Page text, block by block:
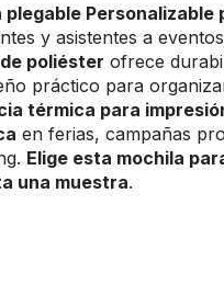
Personalizable
y asistentes a
poliéster ofrece
práctico para
térmica para
en ferias, campañas
Elige esta mochila
una muestra.